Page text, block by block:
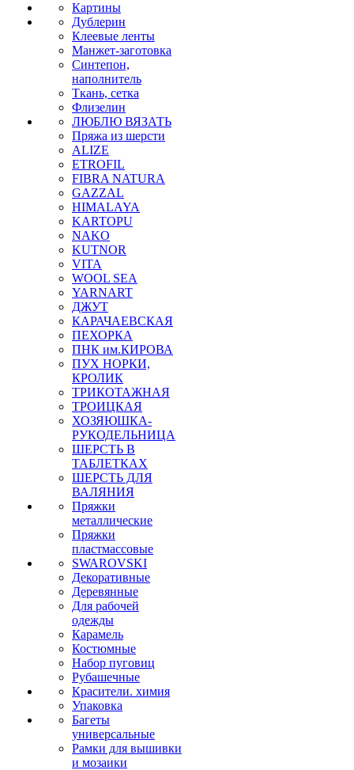
Картины
Дублерин
Клеевые ленты
Манжет-заготовка
Синтепон,
наполнитель
Ткань, сетка
Флизелин
ЛЮБЛЮ ВЯЗАТЬ
Пряжа из шерсти
ALIZE
ETROFIL
FIBRA NATURA
GAZZAL
HIMALAYA
KARTOPU
NAKO
KUTNOR
VITA
WOOL SEA
YARNART
ДЖУТ
КАРАЧАЕВСКАЯ
ПЕХОРКА
ПНК им.КИРОВА
ПУХ НОРКИ,
КРОЛИК
ТРИКОТАЖНАЯ
ТРОИЦКАЯ
ХОЗЯЮШКА-
РУКОДЕЛЬНИЦА
ШЕРСТЬ В
ТАБЛЕТКАХ
ШЕРСТЬ ДЛЯ
ВАЛЯНИЯ
Пряжки
металлические
Пряжки
пластмассовые
SWAROVSKI
Декоративные
Деревянные
Для рабочей
одежды
Карамель
Костюмные
Набор пуговиц
Рубашечные
Красители. химия
Упаковка
Багеты
универсальные
Рамки для вышивки
и мозаики